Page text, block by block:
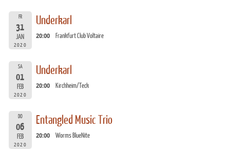
FR
31
JAN
2020
Underkarl
20:00 Frankfurt Club Voltaire
SA
01
FEB
2020
Underkarl
20:00 Kirchheim/Teck
DO
06
FEB
2020
Entangled Music Trio
20:00 Worms BlueNite